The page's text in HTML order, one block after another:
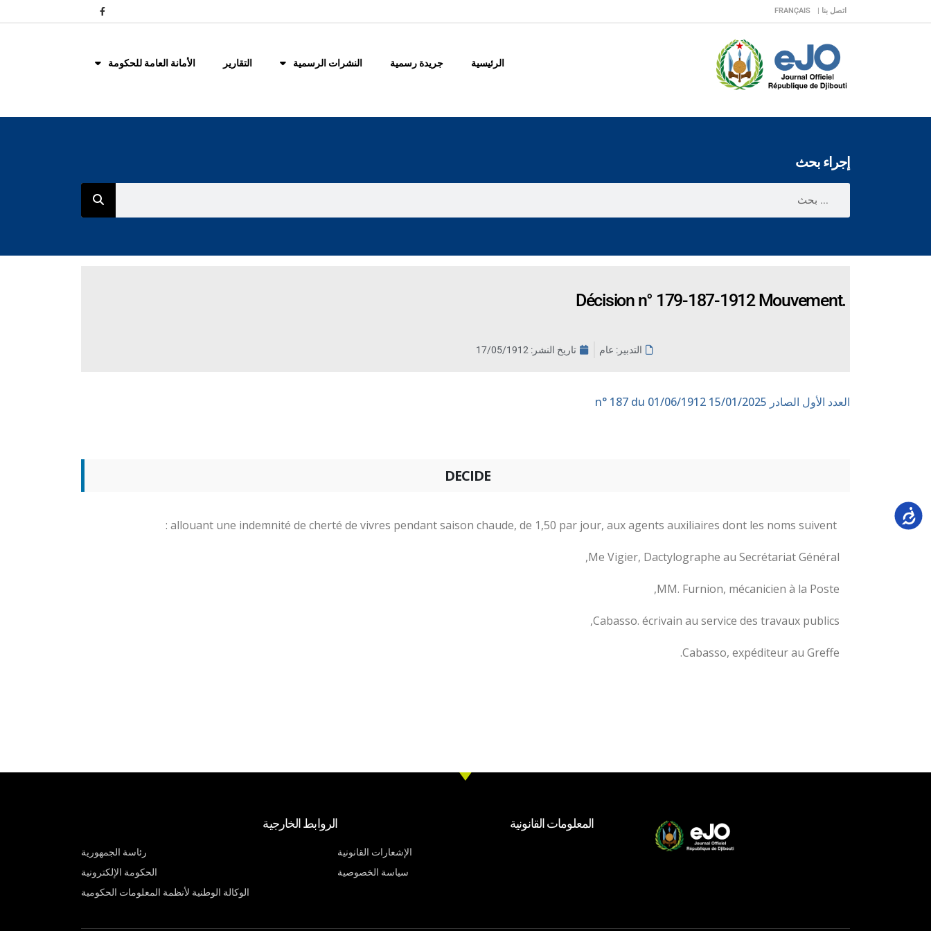
اتصل بنا | FRANÇAIS
الرئيسية جريدة رسمية النشرات الرسمية التقارير الأمانة العامة للحكومة
إجراء بحث
Décision n° 179-187-1912 Mouvement.
التدبير: عام تاريخ النشر: 17/05/1912
العدد الأول الصادر 15/01/2025
DECIDE
Me Vigier, Dactylographe au Secrétariat Général,
MM. Furnion, mécanicien à la Poste,
Cabasso. écrivain au service des travaux publics,
Cabasso, expéditeur au Greffe.
المعلومات القانونية
الإشعارات القانونية
سياسة الخصوصية
الروابط الخارجية
رئاسة الجمهورية
الحكومة الإلكترونية
الوكالة الوطنية لأنظمة المعلومات الحكومية